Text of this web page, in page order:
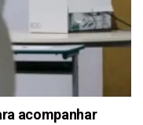
acompanhar